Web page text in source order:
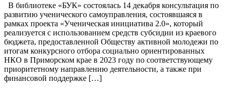
В библиотеке «БУК» состоялась 14 декабря консультация по
развитию ученического самоуправления, состоявшаяся в
рамках проекта «Ученическая инициатива 2.0», который
реализуется с использованием средств субсидии из краевого
бюджета, предоставленной Обществу активной молодежи по
итогам конкурсного отбора социально ориентированных
НКО в Приморском крае в 2023 году по соответствующему
приоритетному направлению деятельности, а также при
финансовой поддержке […]